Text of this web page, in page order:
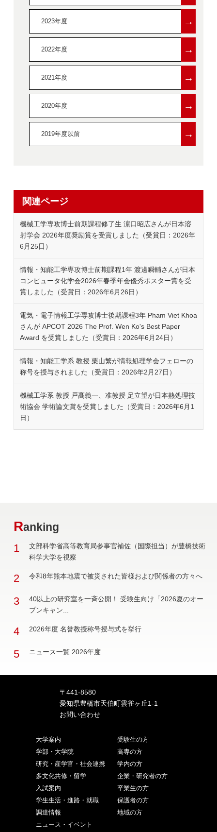
2023年度 →
2022年度 →
2021年度 →
2020年度 →
2019年度以前 →
関連ページ
機械工学専攻博士前期課程修了生 濵口昭広さんが日本溶
射学会 2026年度奨励賞を受賞しました（受賞日：2026年
6月25日）
情報・知能工学専攻博士前期課程1年 渡邊瞬輔さんが日本
コンピュータ化学会2026年春季年会優秀ポスター賞を受
賞しました（受賞日：2026年6月26日）
電気・電子情報工学専攻博士後期課程3年 Pham Viet Khoa
さんが APCOT 2026 The Prof. Wen Ko's Best Paper
Award を受賞しました（受賞日：2026年6月24日）
情報・知能工学系 教授 栗山繁が情報処理学会フェローの
称号を授与されました（受賞日：2026年2月27日）
機械工学系 教授 戸髙義一、准教授 足立望が日本熱処理技
術協会 学術論文賞を受賞しました（受賞日：2026年6月1
日）
Ranking
1
文部科学省高等教育局参事官補佐（国際担当）が豊橋技術
科学大学を視察
2 令和8年熊本地震で被災された皆様および関係者の方々へ
3
40以上の研究室を一斉公開！ 受験生向け「2026夏のオー
プンキャン...
4 2026年度 名誉教授称号授与式を挙行
5 ニュース一覧 2026年度
〒441-8580
愛知県豊橋市天伯町雲雀ヶ丘1-1
お問い合わせ
大学案内
学部・大学院
研究・産学官・社会連携
多文化共修・留学
入試案内
学生生活・進路・就職
調達情報
ニュース・イベント
受験生の方
高専の方
学内の方
企業・研究者の方
卒業生の方
保護者の方
地域の方